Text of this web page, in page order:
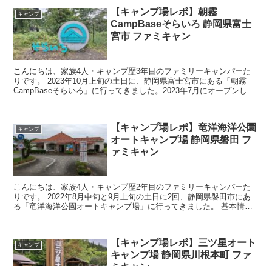
キャンプ
【キャンプ場レポ】朝霧
CampBaseそらいろ 静岡県富士
宮市 ファミキャン
こんにちは、家族4人・キャンプ歴3年目のファミリーキャンパーた
りです。 2023年10月上旬の土日に、静岡県富士宮市にある「朝霧
CampBaseそらいろ」に行ってきました。2023年7月にオープンした
キャンプ
【キャンプ場レポ】竜洋海洋公園
オートキャンプ場 静岡県磐田 フ
ァミキャン
こんにちは、家族4人・キャンプ歴2年目のファミリーキャンパーた
りです。 2022年8月中旬と9月上旬の土日に2回、静岡県磐田市にあ
る「竜洋海洋公園オートキャンプ場」に行ってきました。 基本情報
キャンプ
【キャンプ場レポ】三ツ星オート
キャンプ場 静岡県川根本町 ファ